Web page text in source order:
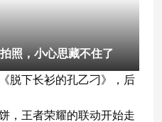
照，小心思藏不住了
脱下长衫的孔乙刁》，后
，王者荣耀的联动开始走